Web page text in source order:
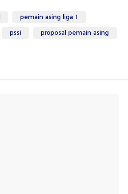
pemain asing liga 1
pssi proposal pemain asing